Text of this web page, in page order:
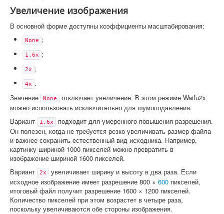
Увеличение изображения
В основной форме доступны коэффициенты масштабирования:
None ;
1.6x ;
2x ;
4x .
Значение
None
отключает увеличение. В этом режиме Waifu2x
можно использовать исключительно для шумоподавления.
Вариант
1.6x
подходит для умеренного повышения разрешения.
Он полезен, когда не требуется резко увеличивать размер файла
и важнее сохранить естественный вид исходника. Например,
картинку шириной 1000 пикселей можно превратить в
изображение шириной 1600 пикселей.
Вариант
2x
увеличивает ширину и высоту в два раза. Если
исходное изображение имеет разрешение 800 × 600 пикселей,
итоговый файл получит разрешение 1600 × 1200 пикселей.
Количество пикселей при этом возрастет в четыре раза,
поскольку увеличиваются обе стороны изображения.